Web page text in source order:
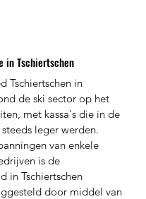
in Tschiertschen
Tschiertschen in
de ski sector op het
met kassa's die in de
leger werden.
van enkele
is de
in Tschiertschen
door middel van